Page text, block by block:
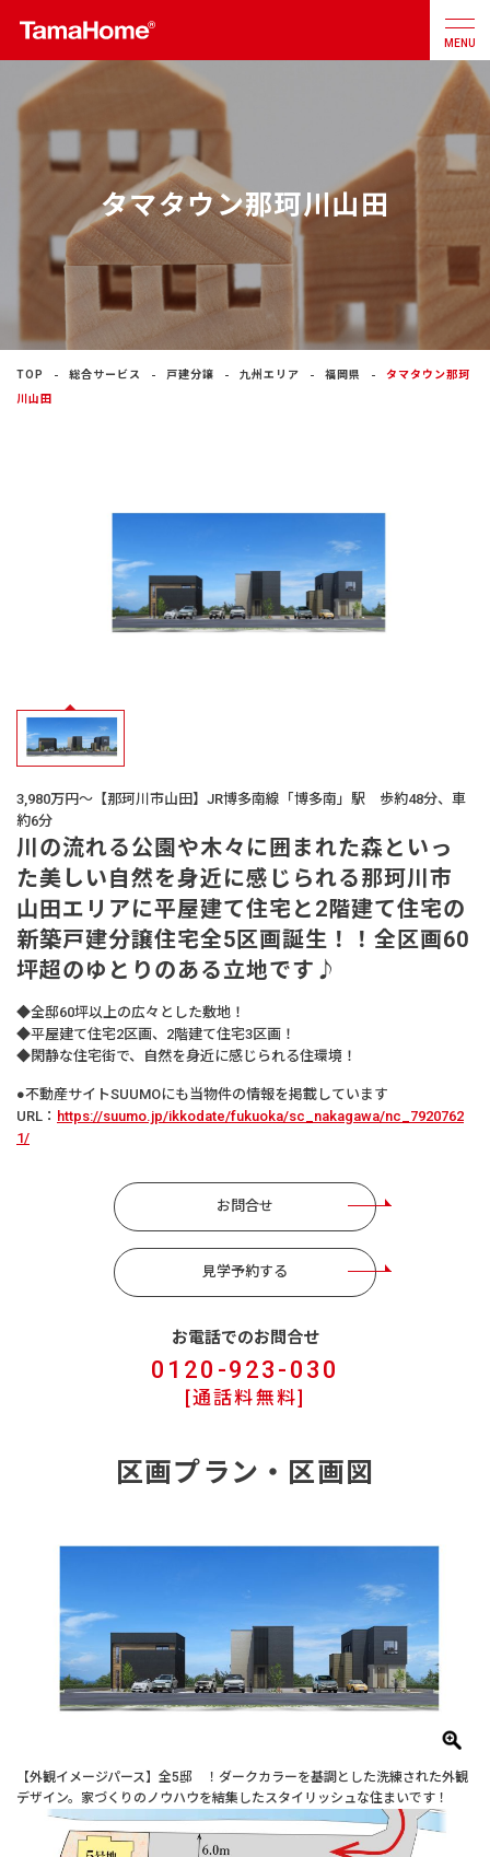
お問合せ
注文住宅
戸建分譲 住宅
リフォーム
生活サービス・その他
IR情報
MENU
タマタウン那珂川山田
TOP 総合サービス 戸建分譲 九州エリア 福岡県
タマタウン那珂
川山田
3,980万円～【那珂川市山田】JR博多南線「博多南」駅 歩約48分、車
約6分
川の流れる公園や木々に囲まれた森といっ
た美しい自然を身近に感じられる那珂川市
山田エリアに平屋建て住宅と2階建て住宅の
新築戸建分譲住宅全5区画誕生！！全区画60
坪超のゆとりのある立地です♪
◆全邸60坪以上の広々とした敷地！
◆平屋建て住宅2区画、2階建て住宅3区画！
◆閑静な住宅街で、自然を身近に感じられる住環境！
●不動産サイトSUUMOにも当物件の情報を掲載しています
URL： https://suumo.jp/ikkodate/fukuoka/sc_nakagawa/nc_7920762
1/
お問合せ
見学予約する
お電話でのお問合せ
0120-923-030
[通話料無料]
区画プラン・区画図
【外観イメージパース】全5邸 ！ダークカラーを基調とした洗練された外観
デザイン。家づくりのノウハウを結集したスタイリッシュな住まいです！